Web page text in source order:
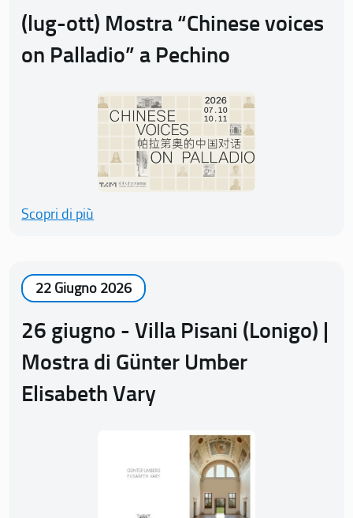
(lug-ott) Mostra “Chinese voices
on Palladio” a Pechino
Scopri di più
22 Giugno 2026
26 giugno - Villa Pisani (Lonigo) |
Mostra di Günter Umber
Elisabeth Vary